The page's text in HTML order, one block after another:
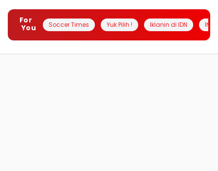
For
You
Soccer Times Yuk Pilih ! Iklanin di IDN